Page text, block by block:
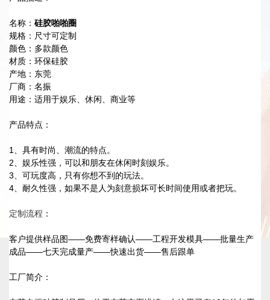
名称： 硅胶啪啪圈
规格：尺寸可定制
颜色：多款颜色
材质：环保硅胶
产地：东莞
厂商：名振
用途：适用于娱乐、休闲、商业等
产品特点：
1、具有时尚、潮流的特点。
2、娱乐性强，可以和朋友在休闲时刻娱乐。
3、可玩度高，只有你想不到的玩法。
4、耐久性强，如果不是人为刻意损坏可长时间使用或者把玩。
定制流程 ：
客户提供样品图——免费寄样确认——工程开发模具——批量生产
成品——七天完成量产——快速出货——售后跟单
工厂简介：